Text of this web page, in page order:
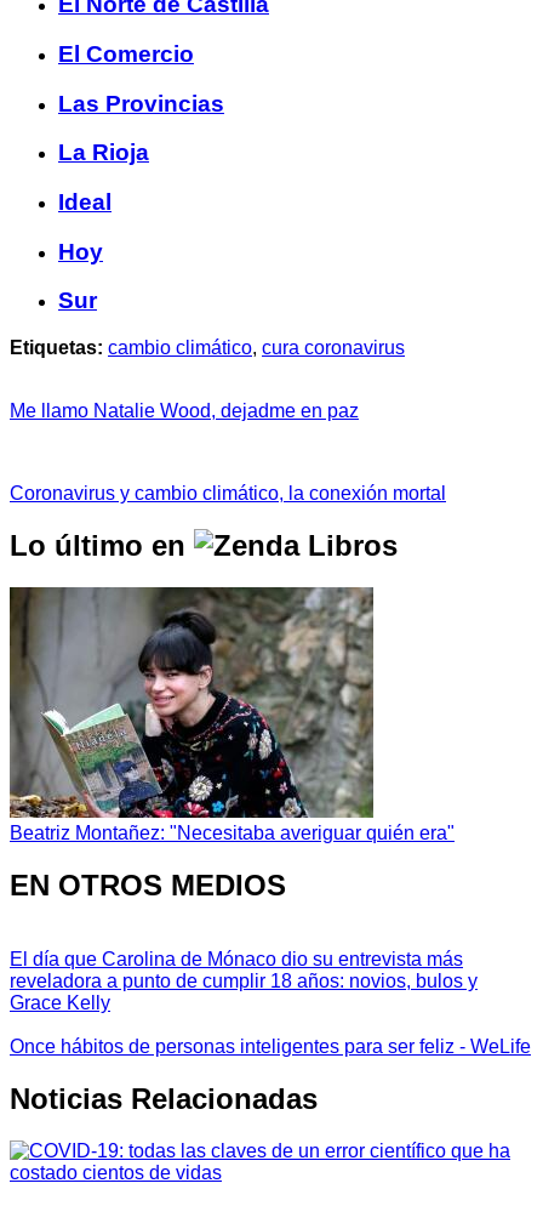
El Comercio
Las Provincias
La Rioja
Ideal
Hoy
Sur
Etiquetas: cambio climático, cura coronavirus
Me llamo Natalie Wood, dejadme en paz
Coronavirus y cambio climático, la conexión mortal
Lo último en
Beatriz Montañez: "Necesitaba averiguar quién era"
EN OTROS MEDIOS
El día que Carolina de Mónaco dio su entrevista más
reveladora a punto de cumplir 18 años: novios, bulos y
Grace Kelly
Once hábitos de personas inteligentes para ser feliz - WeLife
Noticias Relacionadas